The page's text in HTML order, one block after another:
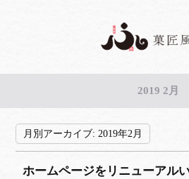
2019 2月
月別アーカイブ:2019年2月
ホームページをリニューアル